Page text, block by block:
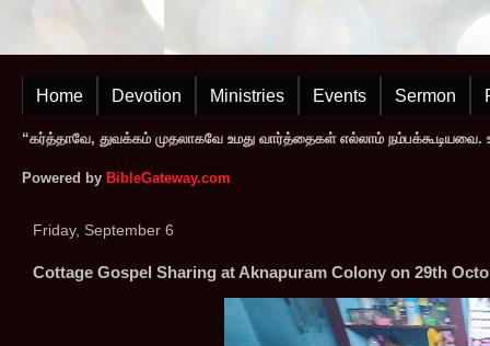
Home Devotion Ministries Events Sermon
“கர்த்தாவே, துவக்கம் முதலாகவே உமது வார்த்தைகள் எல்லாம் நம்பக்கூடியவை.
Powered by BibleGateway.com
Friday, September 6
Cottage Gospel Sharing at Aknapuram Colony on 29th